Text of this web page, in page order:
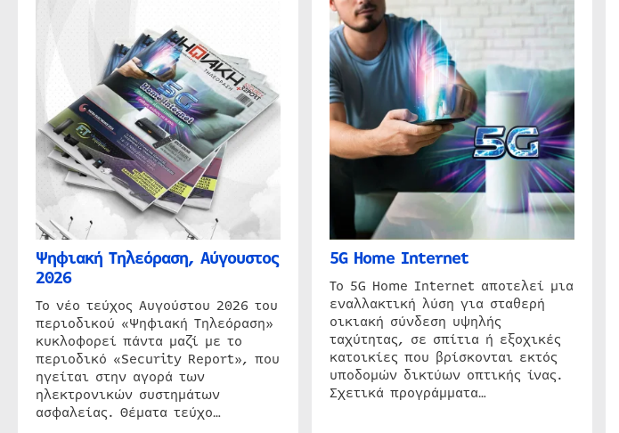
Ψηφιακή Τηλεόραση, Αύγουστος
2026
Το νέο τεύχος Αυγούστου 2026 του
περιοδικού «Ψηφιακή Τηλεόραση»
κυκλοφορεί πάντα μαζί με το
περιοδικό «Security Report», που
ηγείται στην αγορά των
ηλεκτρονικών συστημάτων
ασφαλείας. Θέματα τεύχο…
5G Home Internet
Το 5G Home Internet αποτελεί μια
εναλλακτική λύση για σταθερή
οικιακή σύνδεση υψηλής
ταχύτητας, σε σπίτια ή εξοχικές
κατοικίες που βρίσκονται εκτός
υποδομών δικτύων οπτικής ίνας.
Σχετικά προγράμματα…